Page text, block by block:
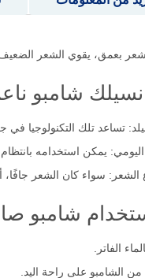
بعمق، يقوي الشعر
شامبو ناعم
تساعد تلك التكنولوجيا
يمكن استخدامه
الشعر: سواء كان الشعر
شامبو
الفاتر.
الشامبو على راحة اليد.